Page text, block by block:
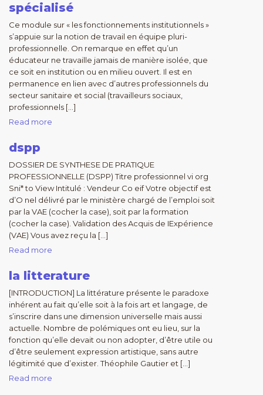
spécialisé
Ce module sur « les fonctionnements institutionnels »
s’appuie sur la notion de travail en équipe pluri-
professionnelle. On remarque en effet qu’un
éducateur ne travaille jamais de manière isolée, que
ce soit en institution ou en milieu ouvert. Il est en
permanence en lien avec d’autres professionnels du
secteur sanitaire et social (travailleurs sociaux,
professionnels […]
Read more
dspp
DOSSIER DE SYNTHESE DE PRATIQUE
PROFESSIONNELLE (DSPP) Titre professionnel vi org
Sni* to View Intitulé : Vendeur Co eif Votre objectif est
d’O nel délivré par le ministère chargé de l’emploi soit
par la VAE (cocher la case), soit par la formation
(cocher la case). Validation des Acquis de IExpérience
(VAE) Vous avez reçu la […]
Read more
la litterature
[INTRODUCTION] La littérature présente le paradoxe
inhérent au fait qu’elle soit à la fois art et langage, de
s’inscrire dans une dimension universelle mais aussi
actuelle. Nombre de polémiques ont eu lieu, sur la
fonction qu’elle devait ou non adopter, d’être utile ou
d’être seulement expression artistique, sans autre
légitimité que d’exister. Théophile Gautier et […]
Read more